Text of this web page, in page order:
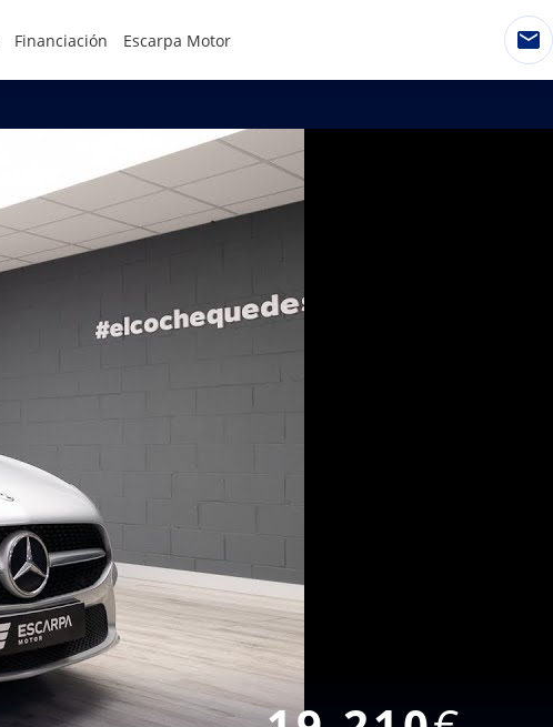
Financiación Escarpa Motor